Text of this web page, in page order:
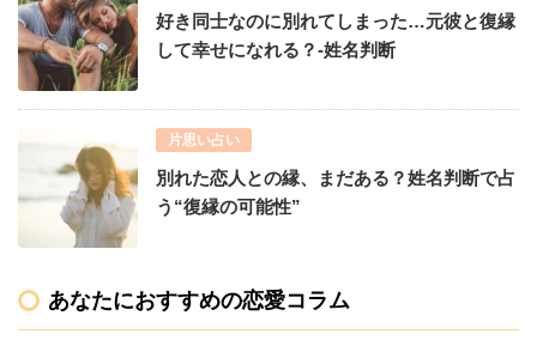
好き同士なのに別れてしまった…元彼と復縁
して幸せになれる？-姓名判断
片思い占い
別れた恋人との縁、まだある？姓名判断で占
う“復縁の可能性”
あなたにおすすめの恋愛コラム